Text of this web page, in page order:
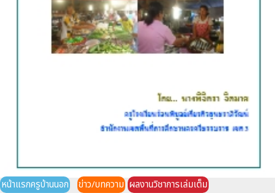
หน้าแรกครูบ้านนอก ข่าว/บทความ ผลงานวิชาการเล่มเต็ม